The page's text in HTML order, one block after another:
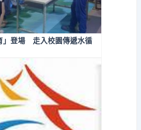
」登場 走入校園傳遞水循